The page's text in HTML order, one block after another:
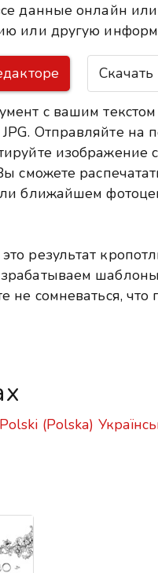
данные онлайн или
или другую
с вашим
Отправляйте на
сможете
ближайшем
результат
не сомневаться, что
Polski (Polska)